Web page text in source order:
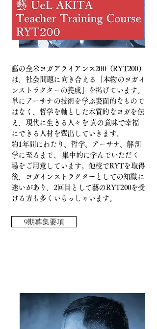
藝の全米ヨガアライアンス200（RYT200）
は、社会問題に向き合える「本物のヨガイ
ンストラクターの養成」を掲げています。
単にアーサナの技術を学ぶ表面的なもので
はなく、哲学を軸とした本質的なヨガを伝
え、現代に生きる人々を 真の意味で幸福
にできる人材を輩出し ていきます。
約1年間にわたり、哲学、アーサナ、解剖
学に至るまで、 集中的に学 んでいただく
場をご用意しています。他校でRYTを取得
後、ヨガインストラクターとしての知識に
迷いがあり、2回目として藝のRYT200を受
ける方も多くいらっしゃいます。
9期募集要項